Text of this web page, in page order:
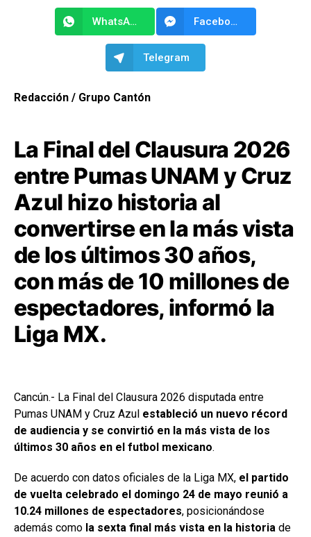
WhatsApp Facebook Messenger
Telegram
Redacción / Grupo Cantón
La Final del Clausura 2026
entrePumas UNAM yCruz
Azul hizo historia al
convertirse en la más vista
de los últimos 30 años,
con más de 10 millones de
espectadores, informó la
Liga MX.
Cancún.- La Final del Clausura 2026 disputada entre
Pumas UNAM y Cruz Azul estableció un nuevo récord
de audiencia y se convirtió en la más vista de los
últimos 30 años en el futbol mexicano.
De acuerdo con datos oficiales de la Liga MX, el partido
de vuelta celebrado el domingo 24 de mayo reunió a
10.24 millones de espectadores, posicionándose
además como la sexta final más vista en la historia de